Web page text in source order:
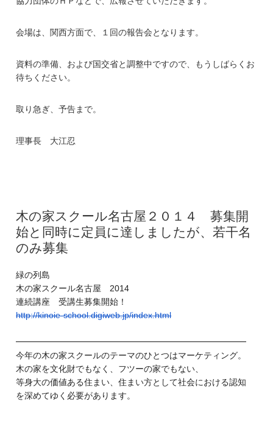
会場は、関西方面で、１回の報告会となります。
資料の準備、および国交省と調整中ですので、もうしばらくお
待ちください。
取り急ぎ、予告まで。
理事長 大江忍
木の家スクール名古屋２０１４ 募集開
始と同時に定員に達しましたが、若干名
のみ募集
緑の列島
木の家スクール名古屋 2014
連続講座 受講生募集開始！
http://kinoie-school.digiweb.jp/index.html
━━━━━━━━━━━━━━━━━━━━━━━━━━━
今年の木の家スクールのテーマのひとつはマーケティング。
木の家を文化財でもなく、フツーの家でもない、
等身大の価値ある住まい、住まい方として社会における認知
を深めてゆく必要があります。